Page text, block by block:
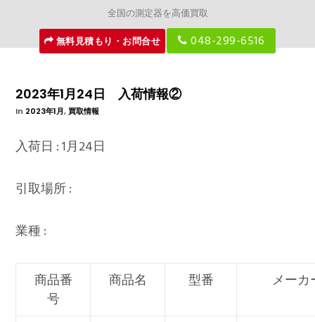
全国の測定器を高価買取
無料見積もり・お問合せ
048-299-6516
2023年1月24日 入荷情報②
In 2023年1月,買取情報
入荷日 : 1月24日
引取場所 :
業種 :
商品番
号
商品名 型番 メーカ